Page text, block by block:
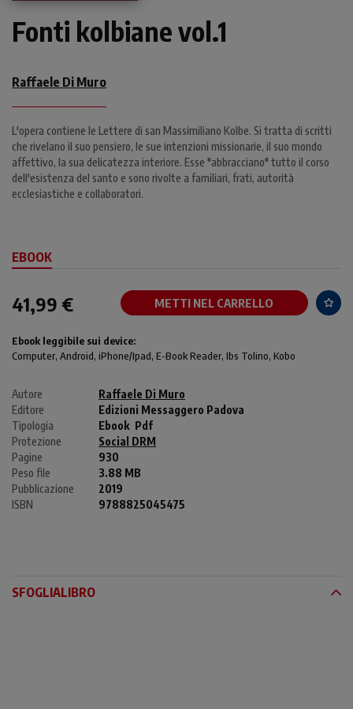
Fonti kolbiane vol.1
Raffaele Di Muro
L'opera contiene le Lettere di san Massimiliano Kolbe. Si tratta di scritti
che rivelano il suo pensiero, le sue intenzioni missionarie, il suo mondo
affettivo, la sua delicatezza interiore. Esse "abbracciano" tutto il corso
dell'esistenza del santo e sono rivolte a familiari, frati, autorità
ecclesiastiche e collaboratori.
EBOOK
41,99 € METTI NEL CARRELLO
Ebook leggibile sui device:
Computer, Android, iPhone/Ipad, E-Book Reader, Ibs Tolino, Kobo
Autore
Raffaele Di Muro
Editore
Edizioni Messaggero Padova
Tipologia
Ebook Pdf
Protezione
Social DRM
Pagine
930
Peso file
3.88 MB
Pubblicazione
2019
ISBN
9788825045475
SFOGLIALIBRO